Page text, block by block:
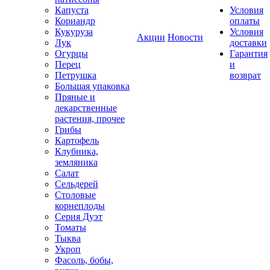
Капуста
Кориандр
Кукуруза
Лук
Огурцы
Перец
Петрушка
Большая упаковка
Пряные и
лекарственные
растения, прочее
Грибы
Картофель
Клубника,
земляника
Салат
Сельдерей
Столовые
корнеплоды
Серия Дуэт
Томаты
Тыква
Укроп
Фасоль, бобы,
Акции Новости
Условия
оплаты
Условия
доставки
Гарантия
и
возврат